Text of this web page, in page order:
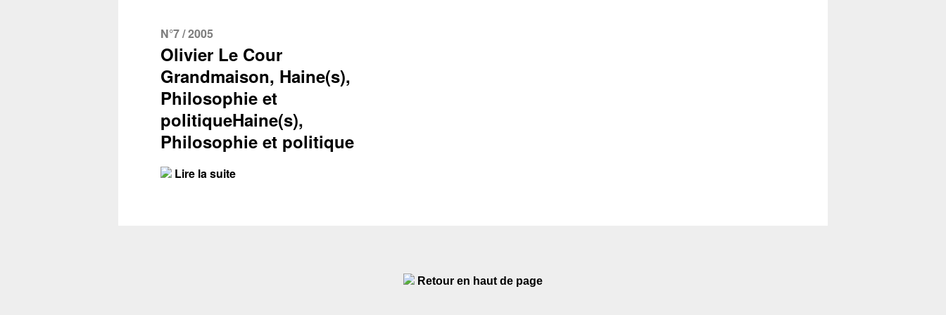
N°7 / 2005
Olivier Le Cour
Grandmaison, Haine(s),
Philosophie et
politiqueHaine(s),
Philosophie et politique
Lire la suite
Retour en haut de page